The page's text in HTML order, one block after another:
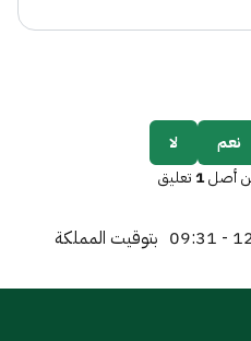
نعم
لا
من أصل1تعليق
بتوقيت المملكة